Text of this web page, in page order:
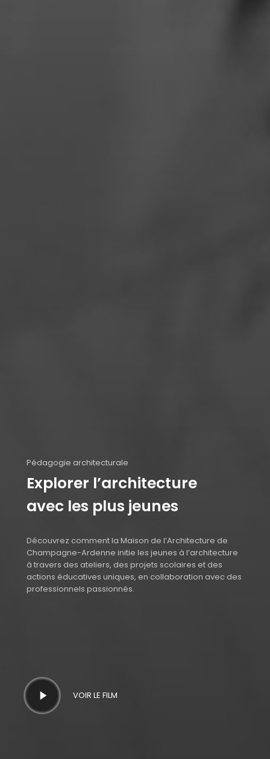
Pédagogie architecturale
Explorer l’architecture
avec les plus jeunes
Découvrez comment la Maison de l’Architecture de
Champagne-Ardenne initie les jeunes à l’architecture
à travers des ateliers, des projets scolaires et des
actions éducatives uniques, en collaboration avec des
professionnels passionnés.
Play
Video
VOIR LE FILM